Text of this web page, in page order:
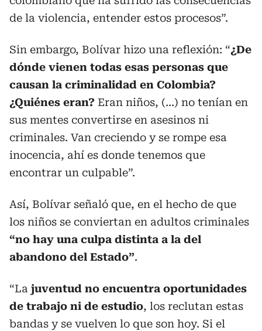
de la violencia, entender estos procesos”.
Sin embargo, Bolívar hizo una reflexión: “¿De
dónde vienen todas esas personas que
causan la criminalidad en Colombia?
¿Quiénes eran? Eran niños, (…) no tenían en
sus mentes convertirse en asesinos ni
criminales. Van creciendo y se rompe esa
inocencia, ahí es donde tenemos que
encontrar un culpable”.
Así, Bolívar señaló que, en el hecho de que
los niños se conviertan en adultos criminales
“no hay una culpa distinta a la del
abandono del Estado”.
“La juventud no encuentra oportunidades
de trabajo ni de estudio, los reclutan estas
bandas y se vuelven lo que son hoy. Si el